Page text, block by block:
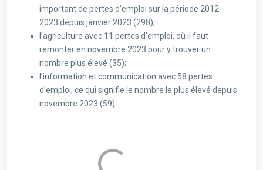
important de pertes d’emploi sur la période 2012-
2023 depuis janvier 2023 (298);
l’agriculture avec 11 pertes d’emploi, où il faut
remonter en novembre 2023 pour y trouver un
nombre plus élevé (35);
l’information et communication avec 58 pertes
d’emploi, ce qui signifie le nombre le plus élevé depuis
novembre 2023 (59).